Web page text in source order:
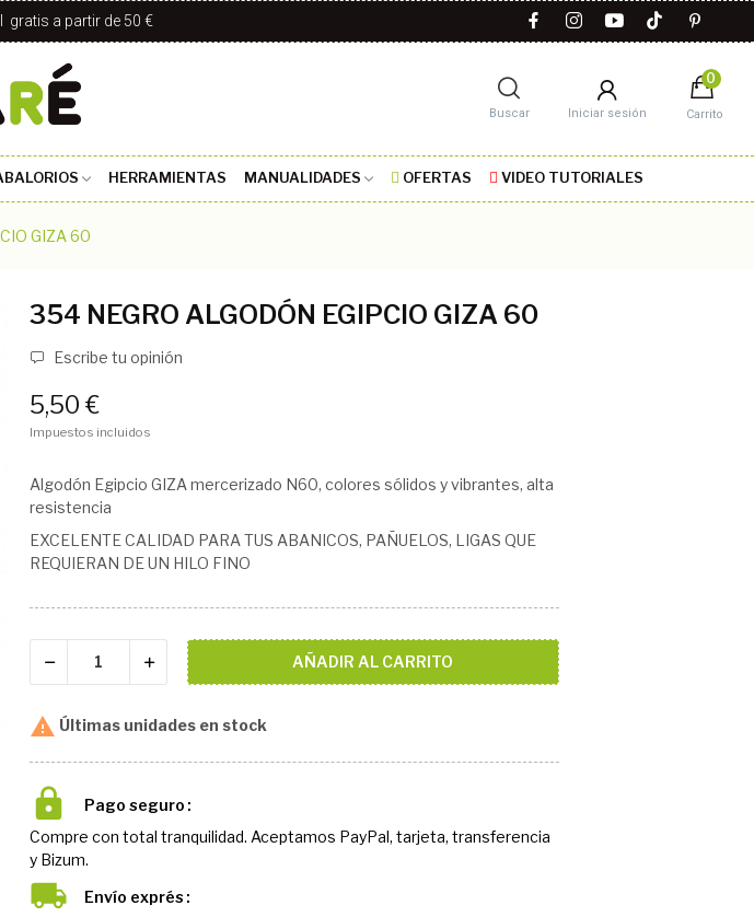
gratis a partir de 50 €
Buscar Iniciar sesión
0
Carrito
HERRAMIENTAS MANUALIDADES OFERTAS VIDEO TUTORIALES
GIZA 60
354 NEGRO ALGODÓN EGIPCIO GIZA 60
Escribe tu opinión
5,50 €
Impuestos incluidos
Algodón Egipcio GIZA mercerizado N60, colores sólidos y vibrantes, alta
resistencia
EXCELENTE CALIDAD PARA TUS ABANICOS, PAÑUELOS, LIGAS QUE
REQUIERAN DE UN HILO FINO
AÑADIR AL CARRITO
 Últimas unidades en stock
Pago seguro
Compre con total tranquilidad. Aceptamos PayPal, tarjeta, transferencia
y Bizum.
Envío exprés